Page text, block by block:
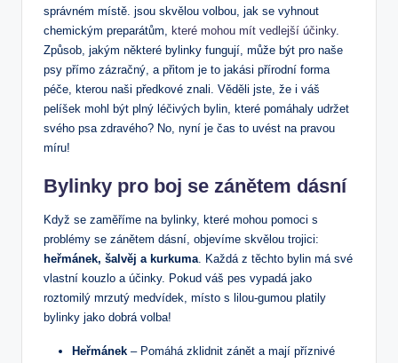
správném místě. jsou skvělou volbou, jak se vyhnout
chemickým preparátům, které mohou mít vedlejší účinky.
Způsob, jakým některé bylinky fungují, může být pro naše
psy přímo zázračný, a přitom je to jakási přírodní forma
péče, kterou naši předkové znali. Věděli jste, že i váš
pelíšek mohl být plný léčivých bylin, které pomáhaly udržet
svého psa zdravého? No, nyní je čas to uvést na pravou
míru!
Bylinky pro boj se zánětem dásní
Když se zaměříme na bylinky, které mohou pomoci s
problémy se zánětem dásní, objevíme skvělou trojici:
heřmánek, šalvěj a kurkuma. Každá z těchto bylin má své
vlastní kouzlo a účinky. Pokud váš pes vypadá jako
roztomilý mrzutý medvídek, místo s lilou-gumou platily
bylinky jako dobrá volba!
Heřmánek – Pomáhá zklidnit zánět a mají příznivé